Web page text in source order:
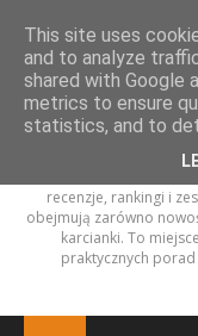
recenzje, rankingi i
obejmują zarówno
karcianki. To
praktycznych
This site uses
and to analyze
shared with Google
metrics to ensure
statistics, and to